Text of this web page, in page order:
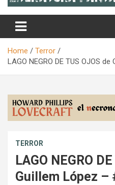
Home
Terror
LAGO NEGRO DE TUS OJOS
TERROR
LAGO NEGRO
Guillem López –